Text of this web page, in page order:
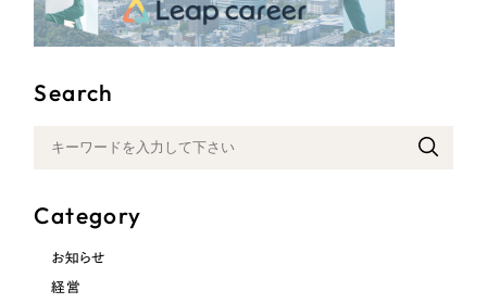
Search
Category
お知らせ
経営